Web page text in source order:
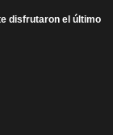
disfrutaron el último